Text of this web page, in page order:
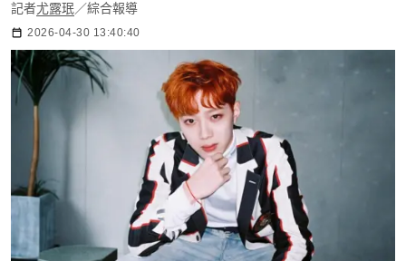
記者尤露珉／綜合報導
2026-04-30 13:40:40